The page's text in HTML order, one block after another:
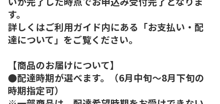
す。
詳しくはご利用ガイド内にある「お支払い・配
達について」をご覧ください。
【商品のお届けについて】
●配達時期が選べます。（6月中旬～8月下旬の
時期指定可）